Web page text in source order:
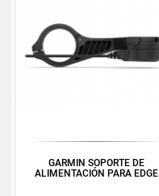
GARMIN SOPORTE DE
ALIMENTACIÓN PARA EDGE